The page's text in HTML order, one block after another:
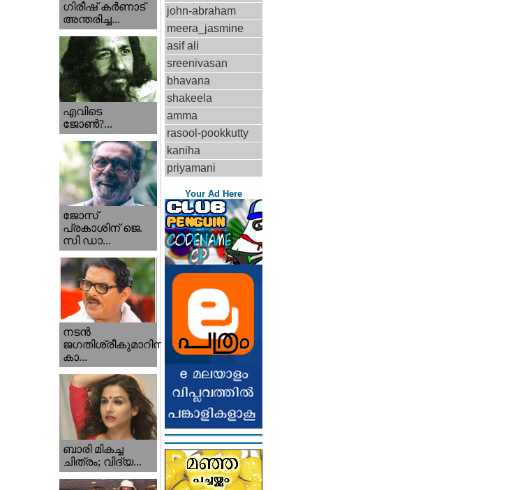
ഗിരീഷ് കര്‍ണാട്
അന്തരിച്ച...
എവിടെ
ജോണ്‍?...
ജോസ്
പ്രകാശിന് ജെ.
സി ഡാ...
നടന്‍
ജഗതിശ്രീകുമാറിനു
കാ...
ബാരി മികച്ച
ചിത്രം; വിദ്യ...
john-abraham
meera_jasmine
asif ali
sreenivasan
bhavana
shakeela
amma
rasool-pookkutty
kaniha
priyamani
Your Ad Here